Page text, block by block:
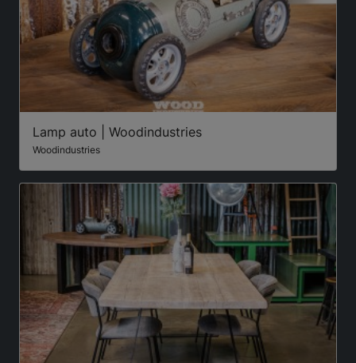
Lamp auto | Woodindustries
Woodindustries